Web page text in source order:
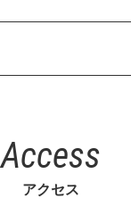
Access
アクセス